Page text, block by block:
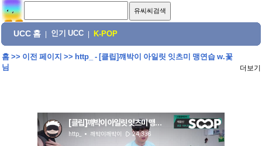
UCC 홈 인기 UCC K-POP
홈>> 이전 페이지 >> http_ - [클립]꺠박이 아일릿 잇츠미 맹연습 w.꽃
님
더보기